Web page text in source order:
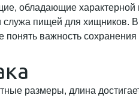
обладающие
служа пищей для хищников.
важность
размеры, длина